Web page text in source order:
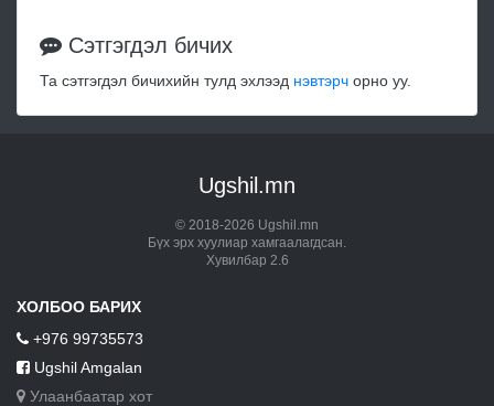
Сэтгэгдэл бичих
Та сэтгэгдэл бичихийн тулд эхлээд нэвтэрч орно уу.
Ugshil.mn
© 2018-2026 Ugshil.mn
Бүх эрх хуулиар хамгаалагдсан.
Хувилбар 2.6
ХОЛБОО БАРИХ
+976 99735573
Ugshil Amgalan
Улаанбаатар хот